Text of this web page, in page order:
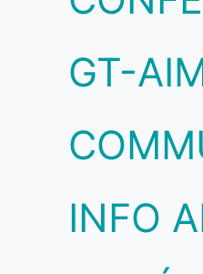
GT-
INFO